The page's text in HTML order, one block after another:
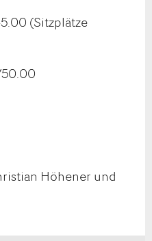
(Sitzplätze
Höhener und